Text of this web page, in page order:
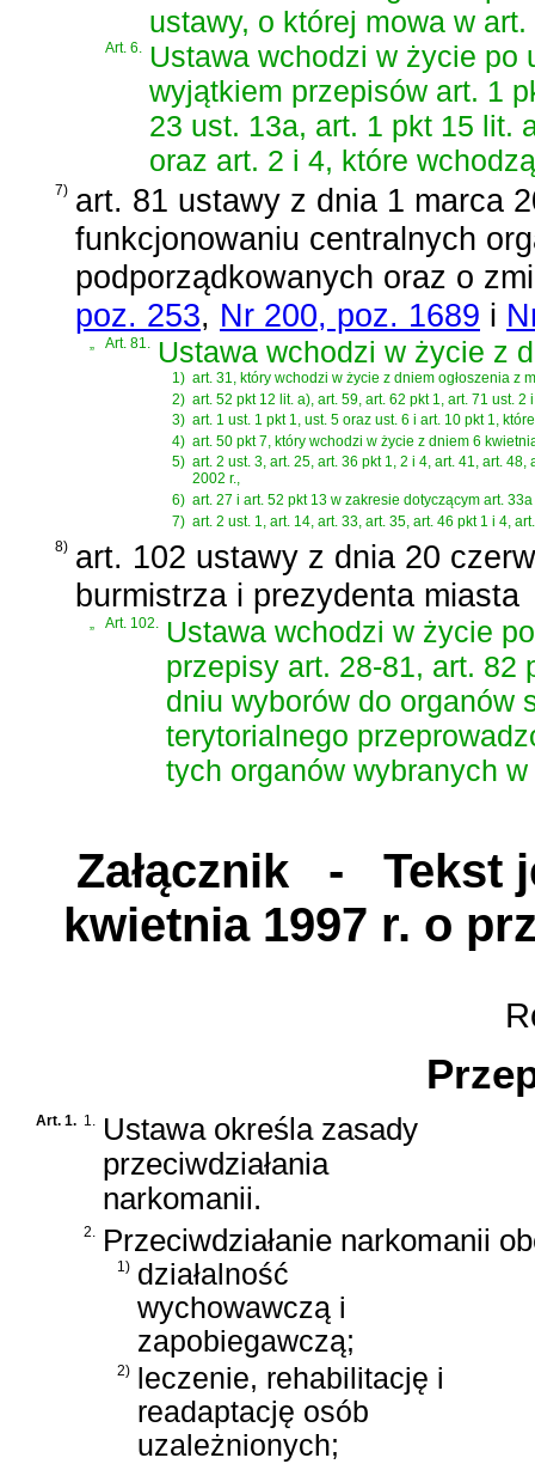
ustawy, o której mowa w art.
Art. 6.
Ustawa wchodzi w życie po
wyjątkiem przepisów art. 1
23 ust. 13a, art. 1 pkt 15 lit.
oraz art. 2 i 4, które
7) art. 81 ustawy z dnia 1 marca
funkcjonowaniu centralnych
podporządkowanych oraz o
poz. 253, Nr 200, poz. 1689 i
„ Art. 81. Ustawa wchodzi w życie z
1) art. 31, który wchodzi w życie z dniem ogłoszenia z
2) art. 52 pkt 12 lit. a), art. 59, art. 62 pkt 1, art. 71 ust.
3) art. 1 ust. 1 pkt 1, ust. 5 oraz ust. 6 i art. 10 pkt 1,
4) art. 50 pkt 7, który wchodzi w życie z dniem 6
5) art. 2 ust. 3, art. 25, art. 36 pkt 1, 2 i 4, art. 41, art.
2002 r.,
6) art. 27 i art. 52 pkt 13 w zakresie dotyczącym art.
7) art. 2 ust. 1, art. 14, art. 33, art. 35, art. 46 pkt 1 i 4,
8) art. 102 ustawy z dnia 20
burmistrza i prezydenta miasta
„ Art. 102. Ustawa wchodzi w życie
przepisy art. 28-81, art. 82
dniu wyborów do organów
terytorialnego
tych organów wybranych
Załącznik- Tekst
kwietnia 1997 r. o
Art. 1. 1.
Ustawa określa zasady
przeciwdziałania
narkomanii.
2. Przeciwdziałanie narkomanii
1) działalność
wychowawczą i
zapobiegawczą;
2)
leczenie, rehabilitację i
readaptację osób
uzależnionych;